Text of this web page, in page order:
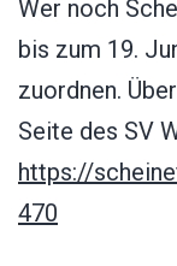
Wer noch
bis zum 19.
zuordnen.
Seite des SV
https://
470